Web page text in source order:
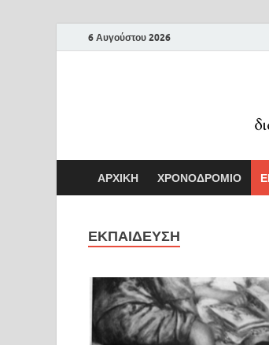
6 Αυγούστου 2026
ΑΡΧΙΚΗ ΧΡΟΝΟΔΡΟΜΙΟ
ΕΚΠΑΙΔΕΥΣΗ